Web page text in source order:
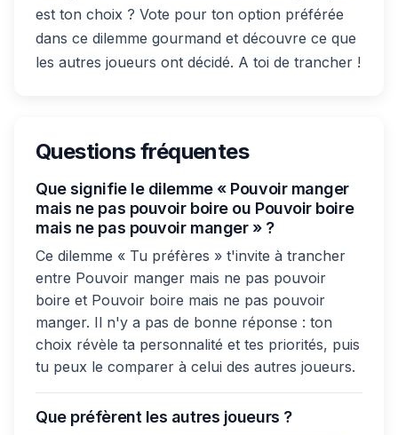
est ton choix ? Vote pour ton option préférée
dans ce dilemme gourmand et découvre ce que
les autres joueurs ont décidé. A toi de trancher !
Questions fréquentes
Que signifie le dilemme « Pouvoir manger
mais ne pas pouvoir boire ou Pouvoir boire
mais ne pas pouvoir manger » ?
Ce dilemme « Tu préfères » t'invite à trancher
entre Pouvoir manger mais ne pas pouvoir
boire et Pouvoir boire mais ne pas pouvoir
manger. Il n'y a pas de bonne réponse : ton
choix révèle ta personnalité et tes priorités, puis
tu peux le comparer à celui des autres joueurs.
Que préfèrent les autres joueurs ?